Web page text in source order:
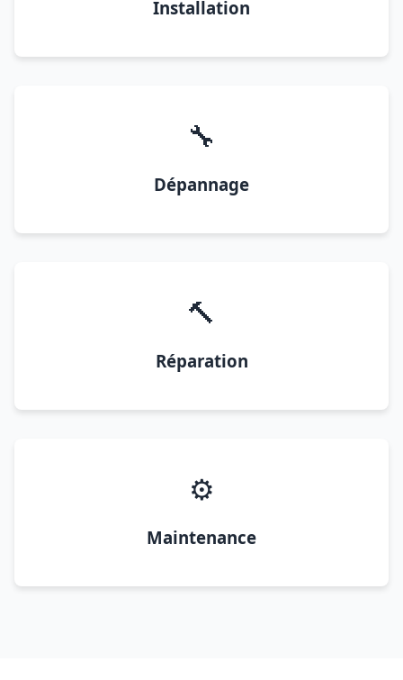
Installation
🔧
Dépannage
🔨
Réparation
⚙️
Maintenance